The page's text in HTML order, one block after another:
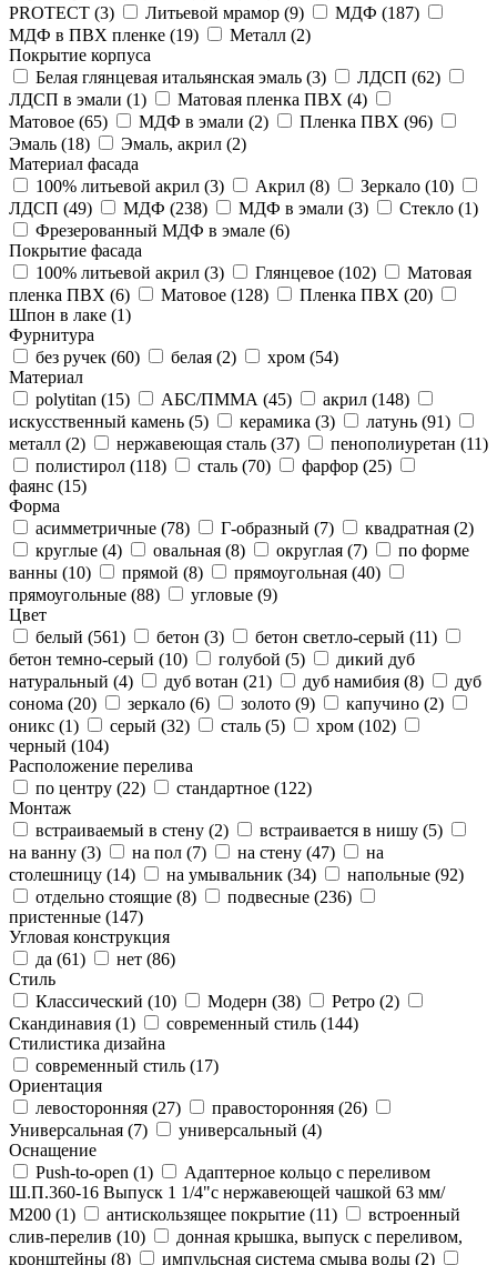
PROTECT (3) Литьевой мрамор (9) МДФ (187)
МДФ в ПВХ пленке (19) Металл (2)
Покрытие корпуса
Белая глянцевая итальянская эмаль (3) ЛДСП (62)
ЛДСП в эмали (1) Матовая пленка ПВХ (4)
Матовое (65) МДФ в эмали (2) Пленка ПВХ (96)
Эмаль (18) Эмаль, акрил (2)
Материал фасада
100% литьевой акрил (3) Акрил (8) Зеркало (10)
ЛДСП (49) МДФ (238) МДФ в эмали (3) Стекло (1)
Фрезерованный МДФ в эмале (6)
Покрытие фасада
100% литьевой акрил (3) Глянцевое (102)
Матовая
пленка ПВХ (6) Матовое (128) Пленка ПВХ (20)
Шпон в лаке (1)
Фурнитура
без ручек (60) белая (2) хром (54)
Материал
polytitan (15) АБС/ПММА (45) акрил (148)
искусственный камень (5) керамика (3) латунь (91)
металл (2) нержавеющая сталь (37) пенополиуретан (11)
полистирол (118) сталь (70) фарфор (25)
фаянс (15)
Форма
асимметричные (78) Г-образный (7) квадратная (2)
круглые (4) овальная (8) округлая (7)
по форме
ванны (10) прямой (8) прямоугольная (40)
прямоугольные (88) угловые (9)
Цвет
белый (561) бетон (3) бетон светло-серый (11)
бетон темно-серый (10) голубой (5)
дикий дуб
натуральный (4) дуб вотан (21) дуб намибия (8)
дуб
сонома (20) зеркало (6) золото (9) капучино (2)
оникс (1) серый (32) сталь (5) хром (102)
черный (104)
Расположение перелива
по центру (22) стандартное (122)
Монтаж
встраиваемый в стену (2) встраивается в нишу (5)
на ванну (3) на пол (7) на стену (47)
на
столешницу (14) на умывальник (34) напольные (92)
отдельно стоящие (8) подвесные (236)
пристенные (147)
Угловая конструкция
да (61) нет (86)
Стиль
Классический (10) Модерн (38) Ретро (2)
Скандинавия (1) современный стиль (144)
Стилистика дизайна
современный стиль (17)
Ориентация
левосторонняя (27) правосторонняя (26)
Универсальная (7) универсальный (4)
Оснащение
Push-to-open (1)
Адаптерное кольцо с переливом
Ш.П.360-16 Выпуск 1 1/4"с нержавеющей чашкой 63 мм/
М200 (1) антискользящее покрытие (11)
встроенный
слив-перелив (10)
донная крышка, выпуск с переливом,
кронштейны (8) импульсная система смыва воды (2)